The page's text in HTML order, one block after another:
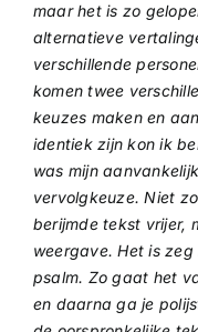
maar het is zo
alternatieve
verschillende
komen twee
keuzes maken en
identiek zijn kon ik
was mijn
vervolgkeuze. Niet
berijmde tekst vrijer,
weergave. Het is
psalm. Zo gaat het
en daarna ga je